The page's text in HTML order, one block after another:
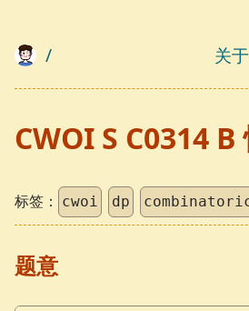
/ 关于
CWOI S C0314 B
标签： cwoi dp
题意